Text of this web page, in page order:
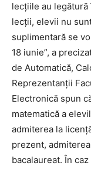
lecţiile au
lecţii, elevii nu
suplimentară se
18 iunie”, a
de Automatică,
Reprezentanţii
Electronică spun
matematică a
admiterea la
prezent,
bacalaureat. În